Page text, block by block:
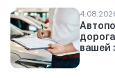
вашей